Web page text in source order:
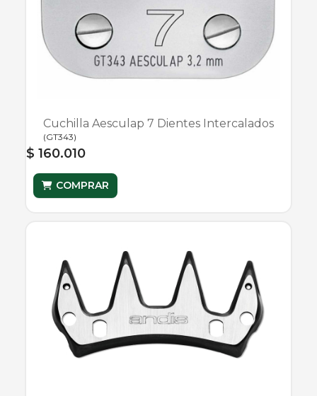
Cuchilla Aesculap 7 Dientes Intercalados
(GT343)
$ 160.010
COMPRAR